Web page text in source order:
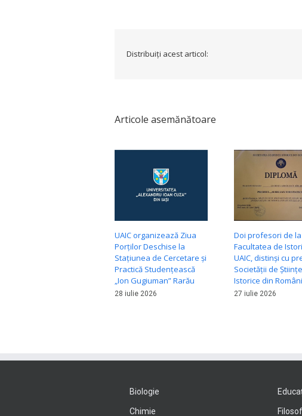
Distribuiți acest articol:
Articole asemănătoare
UAIC organizează Ziua
Porților Deschise la
Stațiunea de Cercetare și
Practică Studențească
„Ion Gugiuman” Rarău
28 iulie 2026
Doi profesori de la
Facultatea de
UAIC, distinși cu
Societății de Științe
Istorice din
27 iulie 2026
Biologie
Chimie